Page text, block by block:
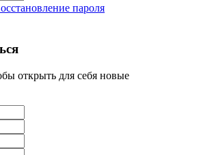
пароля
открыть для себя новые